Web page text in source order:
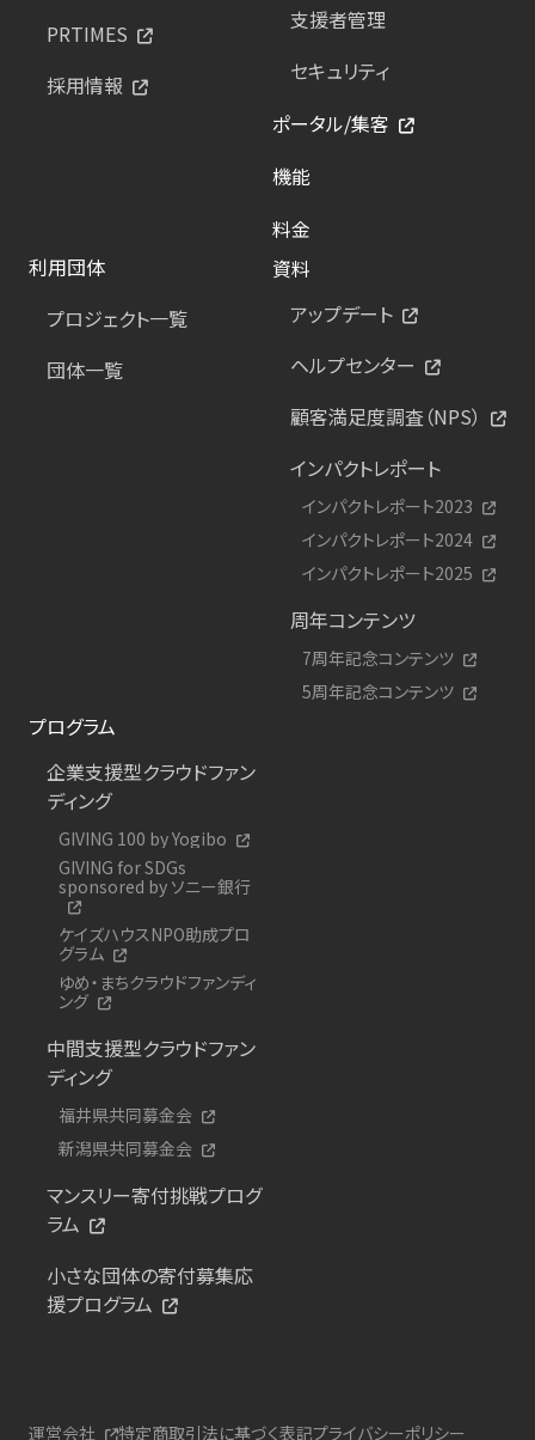
PRTIMES
採用情報
支援者管理
セキュリティ
ポータル/集客
機能
料金
利用団体
プロジェクト一覧
団体一覧
資料
アップデート
ヘルプセンター
顧客満足度調査（NPS）
インパクトレポート
インパクトレポート2023
インパクトレポート2024
インパクトレポート2025
周年コンテンツ
7周年記念コンテンツ
5周年記念コンテンツ
プログラム
企業支援型クラウドファン
ディング
GIVING 100 by Yogibo
GIVING for SDGs
sponsored by ソニー銀行
ケイズハウスNPO助成プロ
グラム
ゆめ・まちクラウドファンディ
ング
中間支援型クラウドファン
ディング
福井県共同募金会
新潟県共同募金会
マンスリー寄付挑戦プログ
ラム
小さな団体の寄付募集応
援プログラム
運営会社 特定商取引法に基づく表記プライバシーポリシー